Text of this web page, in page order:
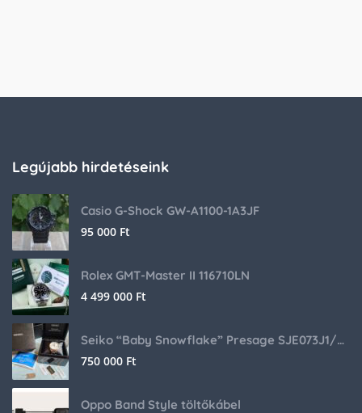
Legújabb hirdetéseink
Casio G-Shock GW-A1100-1A3JF
95 000 Ft
Rolex GMT-Master II 116710LN
4 499 000 Ft
Seiko “Baby Snowflake” Presage SJE073J1/SARA015 Limited Edition
750 000 Ft
Oppo Band Style töltőkábel